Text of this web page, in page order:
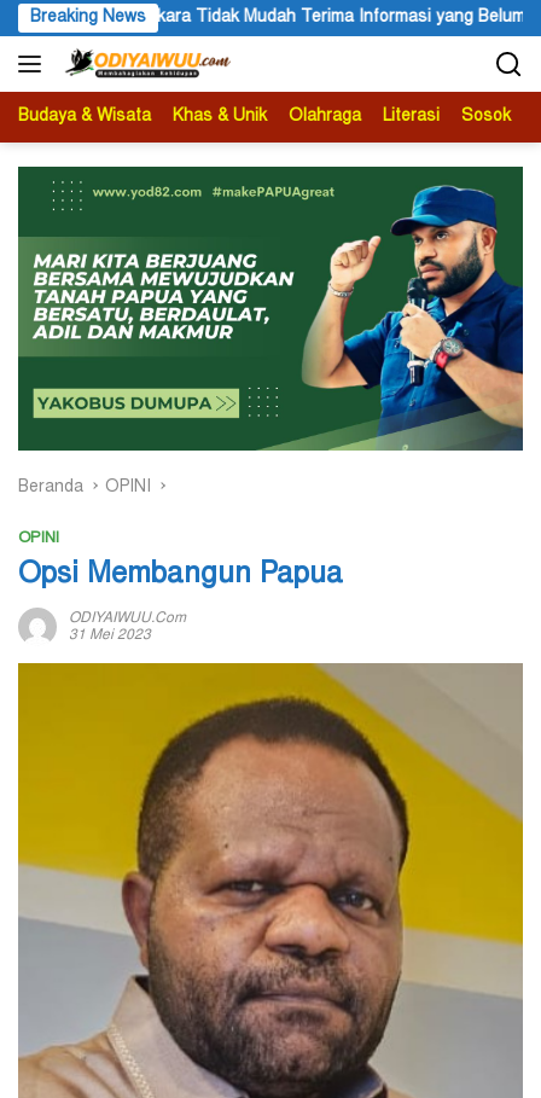
Langsung
ke
konten
Breaking News
Terima Informasi yang Belum Akurat Darius Sabon
Budaya & Wisata Khas & Unik Olahraga Literasi Sosok
Beranda OPINI
OPINI
Opsi Membangun Papua
ODIYAIWUU.com
31 Mei 2023